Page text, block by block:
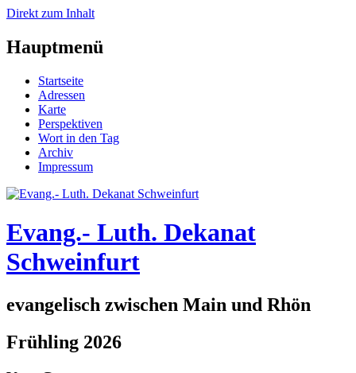
Direkt zum Inhalt
Hauptmenü
Startseite
Adressen
Karte
Perspektiven
Wort in den Tag
Archiv
Impressum
Evang.- Luth. Dekanat
Schweinfurt
evangelisch zwischen Main und Rhön
Frühling 2026